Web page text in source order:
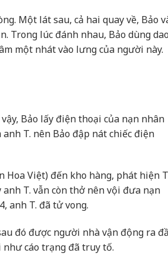
Một lát sau, cả hai quay về, Bảo
Trong lúc đánh nhau, Bảo dùng dao
một nhát vào lưng của người này.
Bảo lấy điện thoại của nạn nhân
T. nên Bảo đập nát chiếc điện
Hoa Việt) đến kho hàng, phát hiện
T. vẫn còn thở nên vội đưa nạn
anh T. đã tử vong.
đó được người nhà vận động ra
cáo trạng đã truy tố.